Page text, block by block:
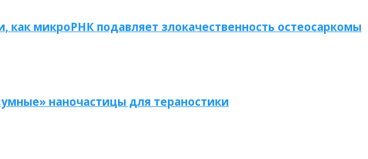
как микроРНК подавляет злокачественность остеосаркомы
наночастицы для тераностики